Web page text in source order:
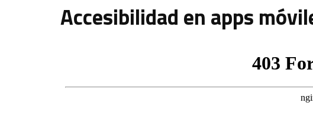
Accesibilidad en apps